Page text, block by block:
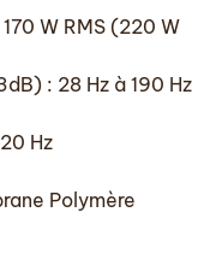
W RMS (220 W
: 28 Hz à 190 Hz
Hz
Polymère